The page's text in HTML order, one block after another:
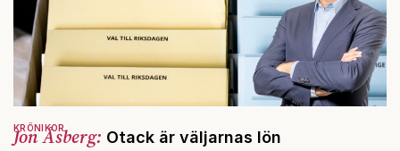
Jon Åsberg: Otack är väljarnas lön
KRÖNIKOR